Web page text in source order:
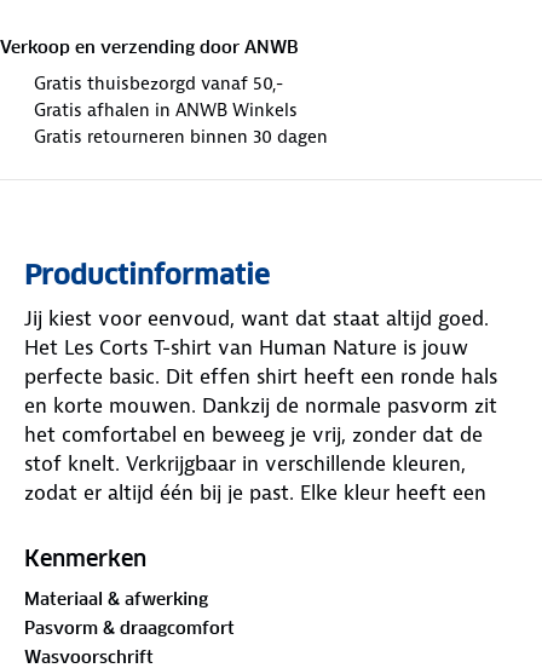
Verkoop en verzending door ANWB
Gratis thuisbezorgd vanaf 50,-
Gratis afhalen in ANWB Winkels
Gratis retourneren binnen 30 dagen
Productinformatie
Jij kiest voor eenvoud, want dat staat altijd goed.
Het Les Corts T-shirt van Human Nature is jouw
perfecte basic. Dit effen shirt heeft een ronde hals
en korte mouwen. Dankzij de normale pasvorm zit
het comfortabel en beweeg je vrij, zonder dat de
stof knelt. Verkrijgbaar in verschillende kleuren,
zodat er altijd één bij je past. Elke kleur heeft een
zonnebloem, offwhite met een fiets en navy met
Het damesshirt is gemaakt van materialen met
Kenmerken
Materiaal & afwerking
Pasvorm & draagcomfort
Wasvoorschrift